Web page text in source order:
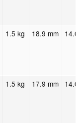
1.5 kg 18.9 mm
1.5 kg 17.9 mm